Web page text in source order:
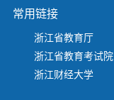
常用链接
浙江省教育厅
浙江省教育考试院
浙江财经大学